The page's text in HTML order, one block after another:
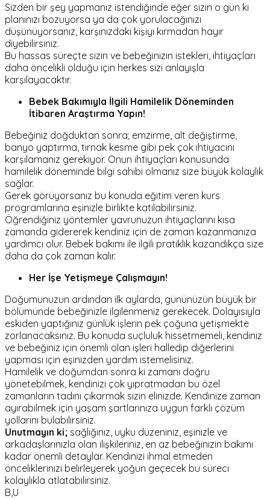
Sizden bir şey yapmanız istendiğinde eğer sizin o gün ki
planınızı bozuyorsa ya da çok yorulacağınızı
düşünüyorsanız, karşınızdaki kişiyi kırmadan hayır
diyebilirsiniz.
Bu hassas süreçte sizin ve bebeğinizin istekleri, ihtiyaçları
daha öncelikli olduğu için herkes sizi anlayışla
karşılayacaktır.
Bebek Bakımıyla İlgili Hamilelik Döneminden
İtibaren Araştırma Yapın!
Bebeğiniz doğduktan sonra; emzirme, alt değiştirme,
banyo yaptırma, tırnak kesme gibi pek çok ihtiyacını
karşılamanız gerekiyor. Onun ihtiyaçları konusunda
hamilelik döneminde bilgi sahibi olmanız size büyük kolaylık
sağlar.
Gerek görüyorsanız bu konuda eğitim veren kurs
programlarına eşinizle birlikte katılabilirsiniz.
Öğrendiğiniz yöntemler yavrunuzun ihtiyaçlarını kısa
zamanda gidererek kendiniz için de zaman kazanmanıza
yardımcı olur. Bebek bakımı ile ilgili pratiklik kazandıkça size
daha da çok zaman kalır.
Her İşe Yetişmeye Çalışmayın!
Doğumunuzun ardından ilk aylarda, gününüzün büyük bir
bölümünde bebeğinizle ilgilenmeniz gerekecek. Dolayısıyla
eskiden yaptığınız günlük işlerin pek çoğuna yetişmekte
zorlanacaksınız. Bu konuda suçluluk hissetmemeli, kendiniz
ve bebeğiniz için önemli olan işleri halledip diğerlerini
yapması için eşinizden yardım istemelisiniz.
Hamilelik ve doğumdan sonra ki zamanı doğru
yönetebilmek, kendinizi çok yıpratmadan bu özel
zamanların tadını çıkarmak sizin elinizde. Kendinize zaman
ayırabilmek için yaşam şartlarınıza uygun farklı çözüm
yollarını bulabilirsiniz.
Unutmayın ki; sağlığınız, uyku düzeniniz, eşinizle ve
arkadaşlarınızla olan ilişkileriniz, en az bebeğinizin bakımı
kadar önemli detaylar. Kendinizi ihmal etmeden
önceliklerinizi belirleyerek yoğun geçecek bu süreci
kolaylıkla atlatabilirsiniz.
B,U